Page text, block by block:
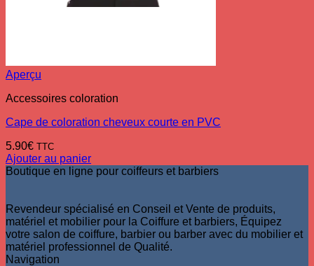
Aperçu
Accessoires coloration
Cape de coloration cheveux courte en PVC
5.90€ TTC
Ajouter au panier
Boutique en ligne pour coiffeurs et barbiers
Revendeur spécialisé en Conseil et Vente de produits,
matériel et mobilier pour la Coiffure et barbiers, Équipez
votre salon de coiffure, barbier ou barber avec du mobilier et
matériel professionnel de Qualité.
Navigation